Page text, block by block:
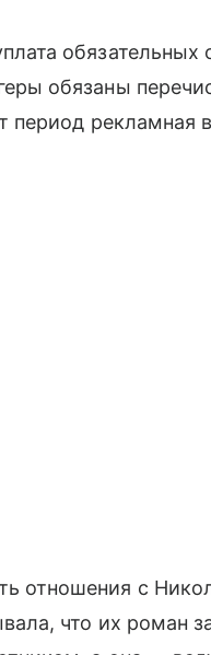
обязательных
обязаны
период
отношения с
что их роман